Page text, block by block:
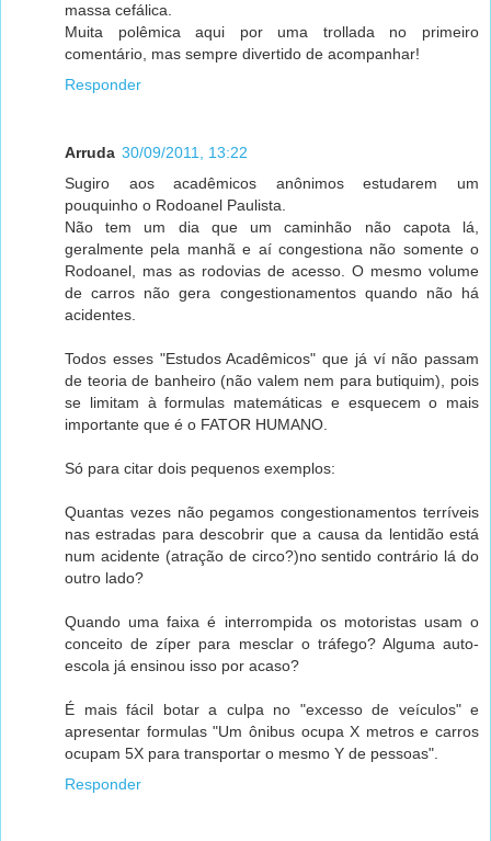
massa cefálica.
Muita polêmica aqui por uma trollada no primeiro
comentário, mas sempre divertido de acompanhar!
Responder
Arruda 30/09/2011, 13:22
Sugiro aos acadêmicos anônimos estudarem um
pouquinho o Rodoanel Paulista.
Não tem um dia que um caminhão não capota lá,
geralmente pela manhã e aí congestiona não somente o
Rodoanel, mas as rodovias de acesso. O mesmo volume
de carros não gera congestionamentos quando não há
acidentes.
Todos esses "Estudos Acadêmicos" que já ví não passam
de teoria de banheiro (não valem nem para butiquim), pois
se limitam à formulas matemáticas e esquecem o mais
importante que é o FATOR HUMANO.
Só para citar dois pequenos exemplos:
Quantas vezes não pegamos congestionamentos terríveis
nas estradas para descobrir que a causa da lentidão está
num acidente (atração de circo?)no sentido contrário lá do
outro lado?
Quando uma faixa é interrompida os motoristas usam o
conceito de zíper para mesclar o tráfego? Alguma auto-
escola já ensinou isso por acaso?
É mais fácil botar a culpa no "excesso de veículos" e
apresentar formulas "Um ônibus ocupa X metros e carros
ocupam 5X para transportar o mesmo Y de pessoas".
Responder